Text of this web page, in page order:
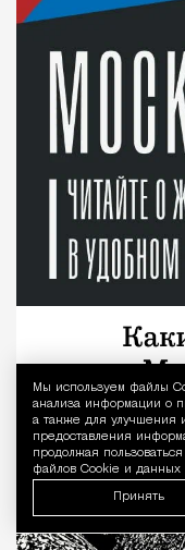
Мы используем файлы
анализа информации о
а также для улучшения
предоставления
продолжая
файлов Cookie и данных
Принять